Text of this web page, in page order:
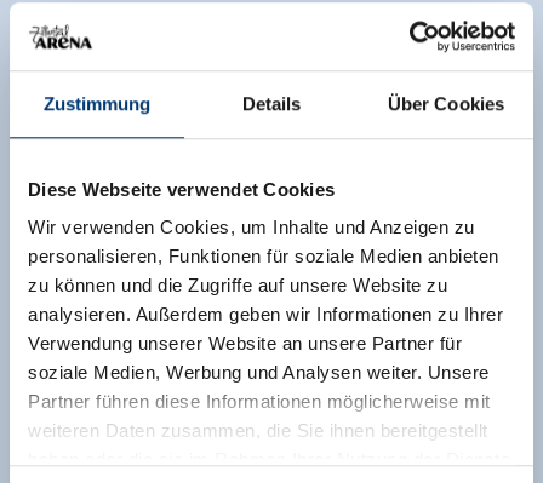
Zustimmung Details Über Cookies
Diese Webseite verwendet Cookies
Wir verwenden Cookies, um Inhalte und Anzeigen zu
personalisieren, Funktionen für soziale Medien anbieten
zu können und die Zugriffe auf unsere Website zu
analysieren. Außerdem geben wir Informationen zu Ihrer
Verwendung unserer Website an unsere Partner für
soziale Medien, Werbung und Analysen weiter. Unsere
Partner führen diese Informationen möglicherweise mit
weiteren Daten zusammen, die Sie ihnen bereitgestellt